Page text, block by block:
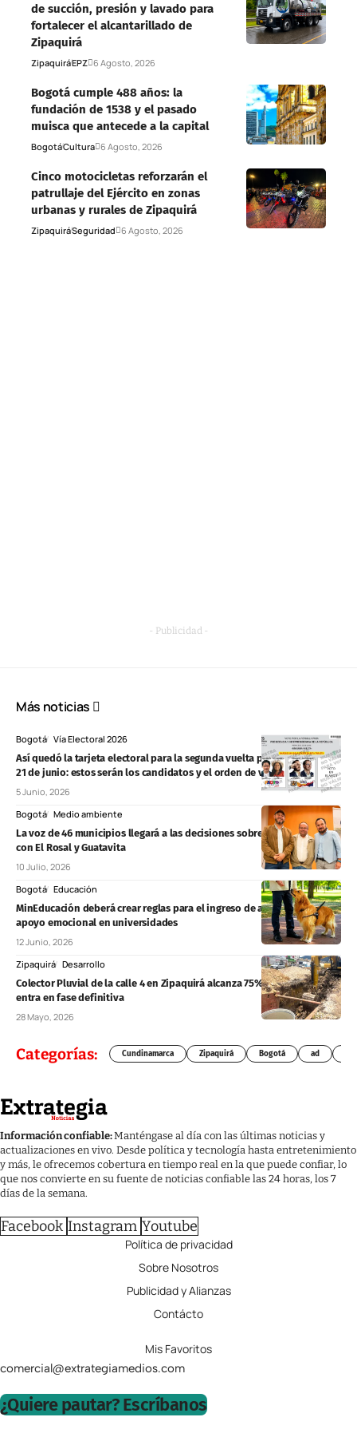
de succión, presión y lavado para
fortalecer el alcantarillado de
Zipaquirá
ZipaquiráEPZ 6 Agosto, 2026
Bogotá cumple 488 años: la
fundación de 1538 y el pasado
muisca que antecede a la capital
BogotáCultura 6 Agosto, 2026
Cinco motocicletas reforzarán el
patrullaje del Ejército en zonas
urbanas y rurales de Zipaquirá
ZipaquiráSeguridad 6 Agosto, 2026
- Publicidad -
Más noticias
Bogotá Vía Electoral 2026
Así quedó la tarjeta electoral para la segunda vuelta presidencial del
21 de junio: estos serán los candidatos y el orden de votación
5 Junio, 2026
Bogotá Medio ambiente
La voz de 46 municipios llegará a las decisiones sobre el río Bogotá
con El Rosal y Guatavita
10 Julio, 2026
Bogotá Educación
MinEducación deberá crear reglas para el ingreso de animales de
apoyo emocional en universidades
12 Junio, 2026
Zipaquirá Desarrollo
Colector Pluvial de la calle 4 en Zipaquirá alcanza 75% de avance y
entra en fase definitiva
28 Mayo, 2026
Categorías: Cundinamarca Zipaquirá Bogotá ad
Información confiable:Manténgase al día con las últimas noticias y
actualizaciones en vivo. Desde política y tecnología hasta entretenimiento
y más, le ofrecemos cobertura en tiempo real en la que puede confiar, lo
que nos convierte en su fuente de noticias confiable las 24 horas, los 7
días de la semana.
Facebook Instagram Youtube
Política de privacidad
Sobre Nosotros
Publicidad y Alianzas
Contácto
Mis Favoritos
comercial@extrategiamedios.com
¿Quiere pautar? Escríbanos